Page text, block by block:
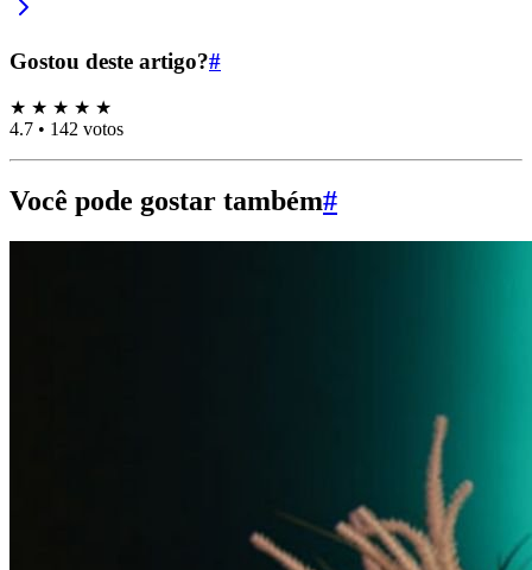
Gostou deste artigo?#
★ ★ ★ ★ ★
4.7 • 142 votos
Você pode gostar também#